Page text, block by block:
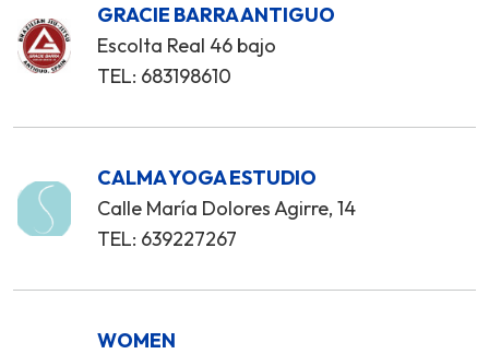
GRACIE BARRA ANTIGUO
Escolta Real 46 bajo
TEL: 683198610
CALMA YOGA ESTUDIO
Calle María Dolores Agirre, 14
TEL: 639227267
WOMEN